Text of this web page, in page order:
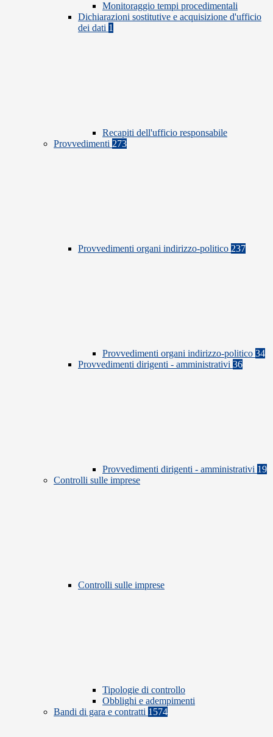
Monitoraggio tempi procedimentali
Dichiarazioni sostitutive e acquisizione d'ufficio
dei dati 1
Recapiti dell'ufficio responsabile
Provvedimenti 273
Provvedimenti organi indirizzo-politico 237
Provvedimenti organi indirizzo-politico 34
Provvedimenti dirigenti - amministrativi 36
Provvedimenti dirigenti - amministrativi 19
Controlli sulle imprese
Controlli sulle imprese
Tipologie di controllo
Obblighi e adempimenti
Bandi di gara e contratti 1574